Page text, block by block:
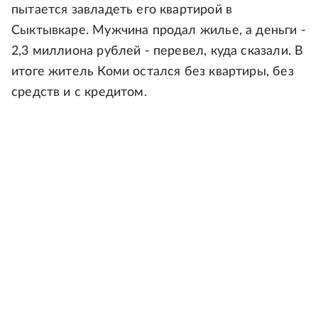
пытается завладеть его квартирой в
Сыктывкаре. Мужчина продал жилье, а деньги -
2,3 миллиона рублей - перевел, куда сказали. В
итоге житель Коми остался без квартиры, без
средств и с кредитом.